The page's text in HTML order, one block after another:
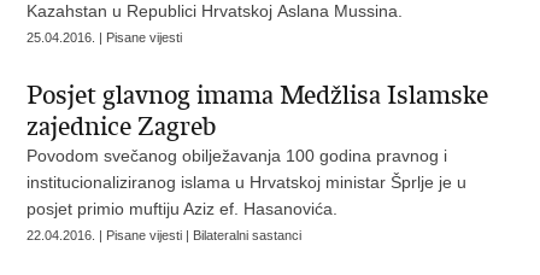
Kazahstan u Republici Hrvatskoj Aslana Mussina.
25.04.2016. | Pisane vijesti
Posjet glavnog imama Medžlisa Islamske
zajednice Zagreb
Povodom svečanog obilježavanja 100 godina pravnog i
institucionaliziranog islama u Hrvatskoj ministar Šprlje je u
posjet primio muftiju Aziz ef. Hasanovića.
22.04.2016. | Pisane vijesti | Bilateralni sastanci